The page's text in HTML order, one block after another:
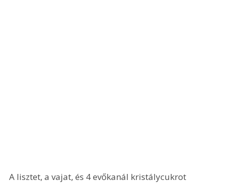
A lisztet, a vajat, és 4 evőkanál kristálycukrot